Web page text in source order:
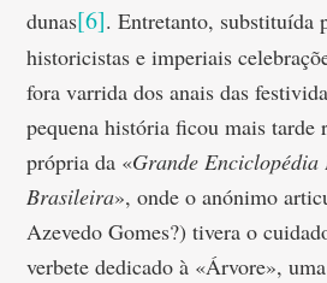
dunas[6]. Entretanto, substituída
historicistas e imperiais
fora varrida dos anais das
pequena história ficou mais tarde
própria da «Grande Enciclopédia
Brasileira», onde o anónimo
Azevedo Gomes?) tivera o
verbete dedicado à «Árvore»,